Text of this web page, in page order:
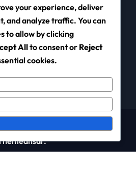
reserved|Newsxoby
.
your experience, deliver
and analyze traffic. You can
to allow by clicking
Allto consent or Reject
cookies.